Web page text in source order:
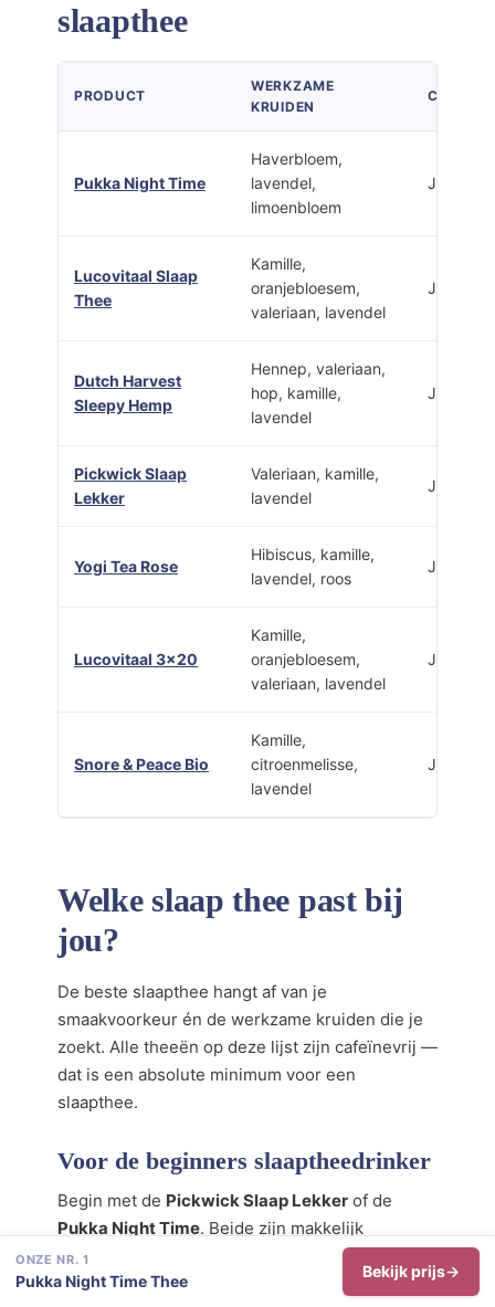
slaapthee
PRODUCT
WERKZAME
KRUIDEN
Pukka Night Time
Haverbloem,
lavendel,
limoenbloem
Ja
Lucovitaal Slaap
Thee
Kamille,
oranjebloesem,
valeriaan, lavendel
Ja
Dutch Harvest
Sleepy Hemp
Hennep, valeriaan,
hop, kamille,
lavendel
Ja
Pickwick Slaap
Lekker
Valeriaan, kamille,
lavendel
Ja
Yogi Tea Rose
Hibiscus, kamille,
lavendel, roos
Ja
Lucovitaal 3×20
Kamille,
oranjebloesem,
valeriaan, lavendel
Ja
Snore & Peace Bio
Kamille,
citroenmelisse,
lavendel
Ja
Welke slaap thee past bij
jou?
De beste slaapthee hangt af van je
smaakvoorkeur én de werkzame kruiden die je
zoekt. Alle theeën op deze lijst zijn cafeïnevrij —
dat is een absolute minimum voor een
slaapthee.
Voor de beginners slaaptheedrinker
Begin met de Pickwick Slaap Lekker of de
Pukka Night Time. Beide zijn makkelijk
verkrijgbaar, lekker van smaak en goed
gedocumenteerd. Als je twijfelt tussen de twee:
ONZE NR. 1
Pukka Night Time Thee Bekijk prijs